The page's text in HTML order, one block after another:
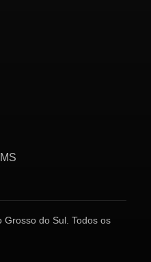
do Sul. Todos os